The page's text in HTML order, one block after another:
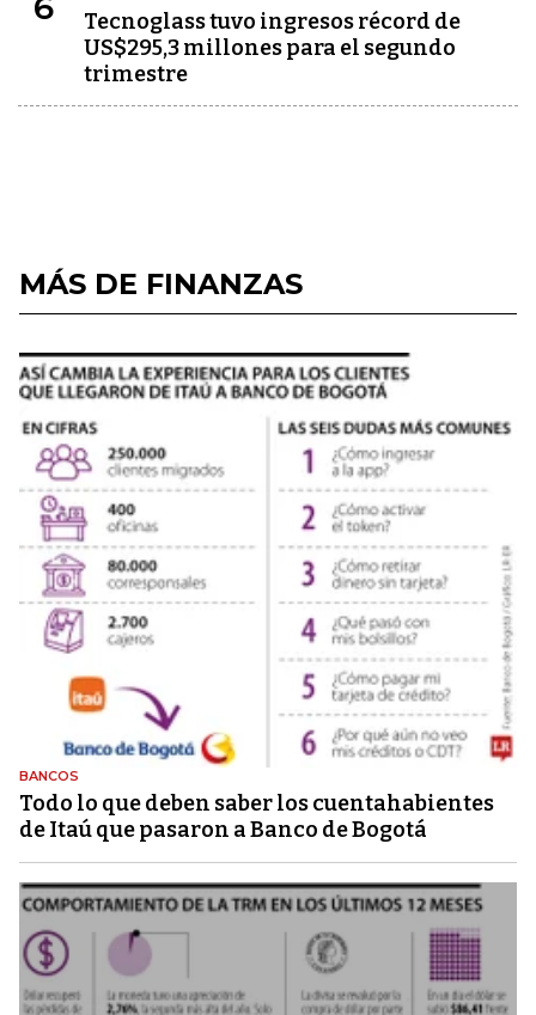
Tecnoglass tuvo ingresos récord de
US$295,3 millones para el segundo
trimestre
MÁS DE FINANZAS
BANCOS
Todo lo que deben saber los cuentahabientes
de Itaú que pasaron a Banco de Bogotá